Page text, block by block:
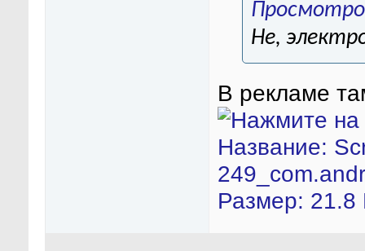
Не,
В рекламе